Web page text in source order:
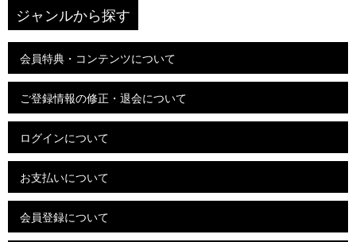
ジャンルから探す
会員特典・コンテンツについて
ご登録情報の修正・退会について
ログインについて
お支払いについて
会員登録について